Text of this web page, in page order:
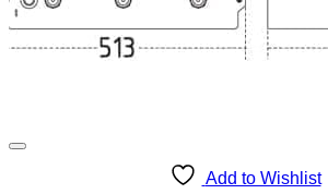
Add to Wishlist